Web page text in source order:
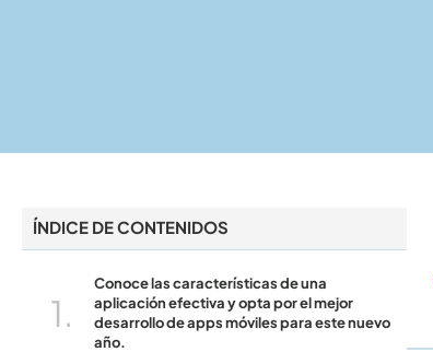
ÍNDICE DE CONTENIDOS
Conoce las características de una
aplicación efectiva y opta por el mejor
desarrollo de apps móviles para este nuevo
año.